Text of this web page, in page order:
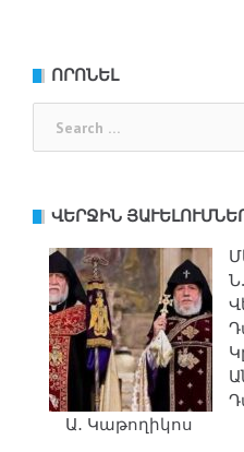
ՈՐՈՆԵԼ
ՎԵՐՋԻՆ
Ա․ Կաթողիկոս